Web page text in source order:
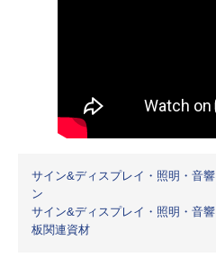
サイン&ディスプレイ・照明・音響
ン
サイン&ディスプレイ・照明・音響
板関連資材